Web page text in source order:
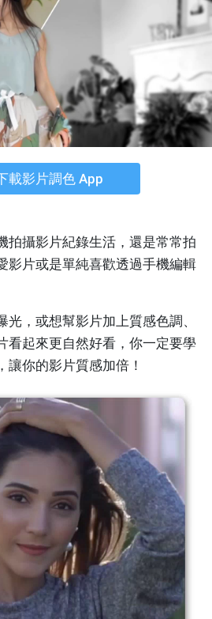
載影片調色 App
拍攝影片紀錄生活，還是常常拍
影片或是單純喜歡透過手機編輯
，或想幫影片加上質感色調、
看起來更自然好看，你一定要學
讓你的影片質感加倍！